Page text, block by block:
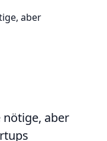
aber